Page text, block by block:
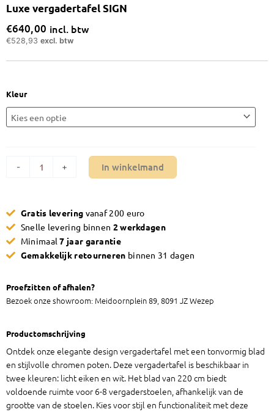
Luxe vergadertafel SIGN
€640,00 incl. btw
€528,93 excl. btw
Kleur
-
Luxe
vergadertafel
SIGN
+ In winkelmand
Gratis levering vanaf 200 euro
Snelle levering binnen 2 werkdagen
Minimaal7 jaar garantie
Gemakkelijk retourneren binnen 31 dagen
Proefzitten of afhalen?
Bezoek onze showroom: Meidoornplein 89, 8091 JZ Wezep
Productomschrijving
Ontdek onze elegante design vergadertafel met een tonvormig blad
en stijlvolle chromen poten. Deze vergadertafel is beschikbaar in
twee kleuren: licht eiken en wit. Het blad van 220 cm biedt
voldoende ruimte voor 6-8 vergaderstoelen, afhankelijk van de
grootte van de stoelen. Kies voor stijl en functionaliteit met deze